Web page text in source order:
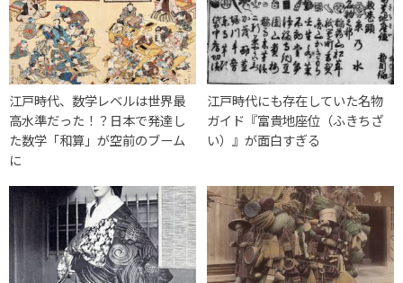
江戸時代、数学レベルは世界最
高水準だった！？日本で発達し
た数学「和算」が空前のブーム
に
江戸時代にも存在していた名物
ガイド『富貴地座位（ふきちざ
い）』が面白すぎる